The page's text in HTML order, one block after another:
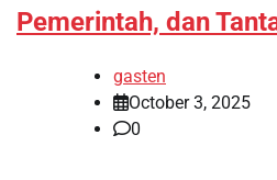
Pemerintah, dan
gasten
October 3, 2025
0